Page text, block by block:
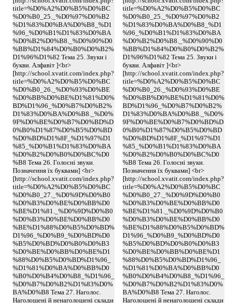
title=%D0%A2%D0%B5%D0%BC
%D0%B0_25._%D0%97%D0%B2
%D1%83%D0%BA%D0%B8_%D1
%96_%D0%B1%D1%83%D0%BA
%D0%B2%D0%B8._%D0%90%D0
%BB%D1%84%D0%B0%D0%B2%
D1%96%D1%82 Тема 25. Звуки і
букви. Алфавіт ]<br>
[http://school.xvatit.com/index.php?
title=%D0%A2%D0%B5%D0%BC
%D0%B0_26._%D0%93%D0%BE
%D0%BB%D0%BE%D1%81%D0%
BD%D1%96_%D0%B7%D0%B2%
D1%83%D0%BA%D0%B8._%D0%
9F%D0%BE%D0%B7%D0%BD%D
0%B0%D1%87%D0%B5%D0%BD
%D0%BD%D1%8F_%D1%97%D1
%85_%D0%B1%D1%83%D0%BA
%D0%B2%D0%B0%D0%BC%D0
%B8 Тема 26. Голосні звуки.
Позначення їх буквами] <br>
[http://school.xvatit.com/index.php?
title=%D0%A2%D0%B5%D0%BC
%D0%B0_27._%D0%9D%D0%B0
%D0%B3%D0%BE%D0%BB%D0
%BE%D1%81._%D0%9D%D0%B0
%D0%B3%D0%BE%D0%BB%D0
%BE%D1%88%D0%B5%D0%BD%
D1%96_%D0%B9_%D0%BD%D0
%B5%D0%BD%D0%B0%D0%B3
%D0%BE%D0%BB%D0%BE%D1
%88%D0%B5%D0%BD%D1%96_
%D1%81%D0%BA%D0%BB%D0
%B0%D0%B4%D0%B8_%D1%96_
%D0%B7%D0%B2%D1%83%D0%
BA%D0%B8 Тема 27. Наголос.
Наголошені й ненаголошені склади
title=%D0%A2%D0%B5%D0%BC
%D0%B0_25._%D0%97%D0%B2
%D1%83%D0%BA%D0%B8_%D1
%96_%D0%B1%D1%83%D0%BA
%D0%B2%D0%B8._%D0%90%D0
%BB%D1%84%D0%B0%D0%B2%
D1%96%D1%82 Тема 25. Звуки і
букви. Алфавіт ]<br>
[http://school.xvatit.com/index.php?
title=%D0%A2%D0%B5%D0%BC
%D0%B0_26._%D0%93%D0%BE
%D0%BB%D0%BE%D1%81%D0%
BD%D1%96_%D0%B7%D0%B2%
D1%83%D0%BA%D0%B8._%D0%
9F%D0%BE%D0%B7%D0%BD%D
0%B0%D1%87%D0%B5%D0%BD
%D0%BD%D1%8F_%D1%97%D1
%85_%D0%B1%D1%83%D0%BA
%D0%B2%D0%B0%D0%BC%D0
%B8 Тема 26. Голосні звуки.
Позначення їх буквами] <br>
[http://school.xvatit.com/index.php?
title=%D0%A2%D0%B5%D0%BC
%D0%B0_27._%D0%9D%D0%B0
%D0%B3%D0%BE%D0%BB%D0
%BE%D1%81._%D0%9D%D0%B0
%D0%B3%D0%BE%D0%BB%D0
%BE%D1%88%D0%B5%D0%BD%
D1%96_%D0%B9_%D0%BD%D0
%B5%D0%BD%D0%B0%D0%B3
%D0%BE%D0%BB%D0%BE%D1
%88%D0%B5%D0%BD%D1%96_
%D1%81%D0%BA%D0%BB%D0
%B0%D0%B4%D0%B8_%D1%96_
%D0%B7%D0%B2%D1%83%D0%
BA%D0%B8 Тема 27. Наголос.
Наголошені й ненаголошені склади